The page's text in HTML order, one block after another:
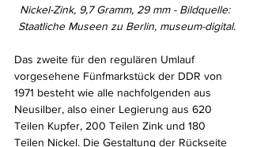
Nickel-Zink, 9,7 Gramm, 29 mm - Bildquelle:
Staatliche Museen zu Berlin, museum-digital.
Das zweite für den regulären Umlauf
vorgesehene Fünfmarkstück der DDR von
1971 besteht wie alle nachfolgenden aus
Neusilber, also einer Legierung aus 620
Teilen Kupfer, 200 Teilen Zink und 180
Teilen Nickel. Die Gestaltung der Rückseite